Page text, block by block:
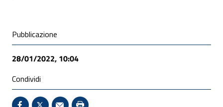
Condivisione social
Pubblicazione
28/01/2022, 10:04
Condividi